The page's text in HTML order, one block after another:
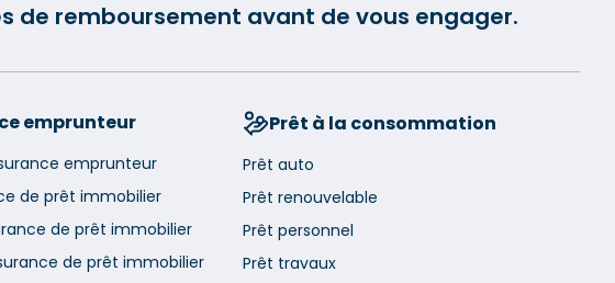
de remboursement avant de vous engager.
emprunteur
emprunteur
de prêt immobilier
de prêt immobilier
de prêt immobilier
Prêt à la consommation
Prêt auto
Prêt renouvelable
Prêt personnel
Prêt travaux